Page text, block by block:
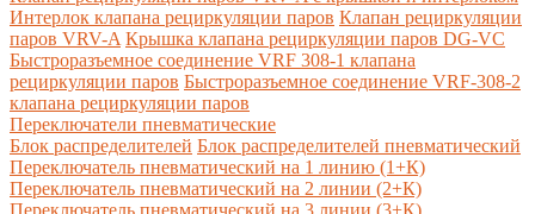
Интерлок клапана рециркуляции паров Клапан рециркуляции
паров VRV-A Крышка клапана рециркуляции паров DG-VC
Быстроразъемное соединение VRF 308-1 клапана
рециркуляции паров Быстроразъемное соединение VRF-308-2
клапана рециркуляции паров
Переключатели пневматические
Блок распределителей Блок распределителей пневматический
Переключатель пневматический на 1 линию (1+К)
Переключатель пневматический на 2 линии (2+К)
Переключатель пневматический на 3 линии (3+К)